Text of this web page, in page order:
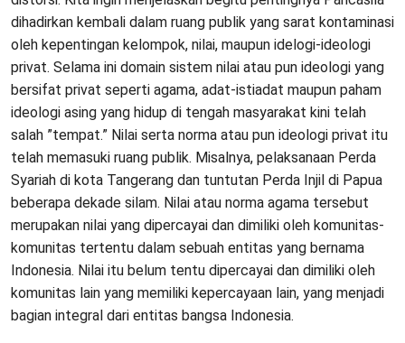
dihadirkan kembali dalam ruang publik yang sarat kontaminasi
oleh kepentingan kelompok, nilai, maupun idelogi-ideologi
privat. Selama ini domain sistem nilai atau pun ideologi yang
bersifat privat seperti agama, adat-istiadat maupun paham
ideologi asing yang hidup di tengah masyarakat kini telah
salah ”tempat.” Nilai serta norma atau pun ideologi privat itu
telah memasuki ruang publik. Misalnya, pelaksanaan Perda
Syariah di kota Tangerang dan tuntutan Perda Injil di Papua
beberapa dekade silam. Nilai atau norma agama tersebut
merupakan nilai yang dipercayai dan dimiliki oleh komunitas-
komunitas tertentu dalam sebuah entitas yang bernama
Indonesia. Nilai itu belum tentu dipercayai dan dimiliki oleh
komunitas lain yang memiliki kepercayaan lain, yang menjadi
bagian integral dari entitas bangsa Indonesia.